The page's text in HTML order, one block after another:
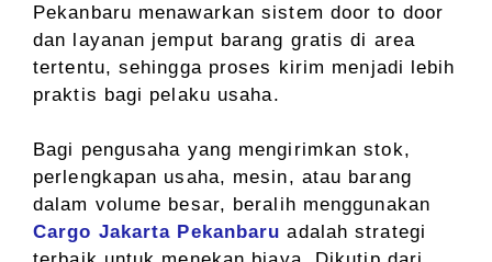
Pekanbaru menawarkan sistem door to door
dan layanan jemput barang gratis di area
tertentu, sehingga proses kirim menjadi lebih
praktis bagi pelaku usaha.
Bagi pengusaha yang mengirimkan stok,
perlengkapan usaha, mesin, atau barang
dalam volume besar, beralih menggunakan
Cargo Jakarta Pekanbaru adalah strategi